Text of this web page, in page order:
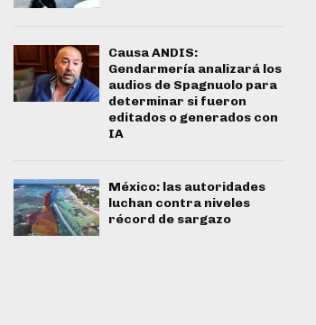
Causa ANDIS:
Gendarmería analizará los
audios de Spagnuolo para
determinar si fueron
editados o generados con
IA
México: las autoridades
luchan contra niveles
récord de sargazo